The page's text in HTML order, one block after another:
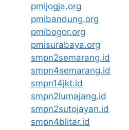
pmijogja.org
pmibandung.org
pmibogor.org
pmisurabaya.org
smpn2semarang.id
smpn4semarang.id
smpn14jkt.id
smpn2lumajang.id
smpn2sutojayan.id
smpn4blitar.id